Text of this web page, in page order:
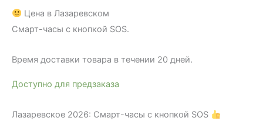
цена
2190₽.
цена:
Цена в Лазаревском
Смарт-часы с кнопкой SOS.
Время доставки товара в течении 20 дней.
Доступно для предзаказа
Лазаревское 2026: Смарт-часы с кнопкой SOS